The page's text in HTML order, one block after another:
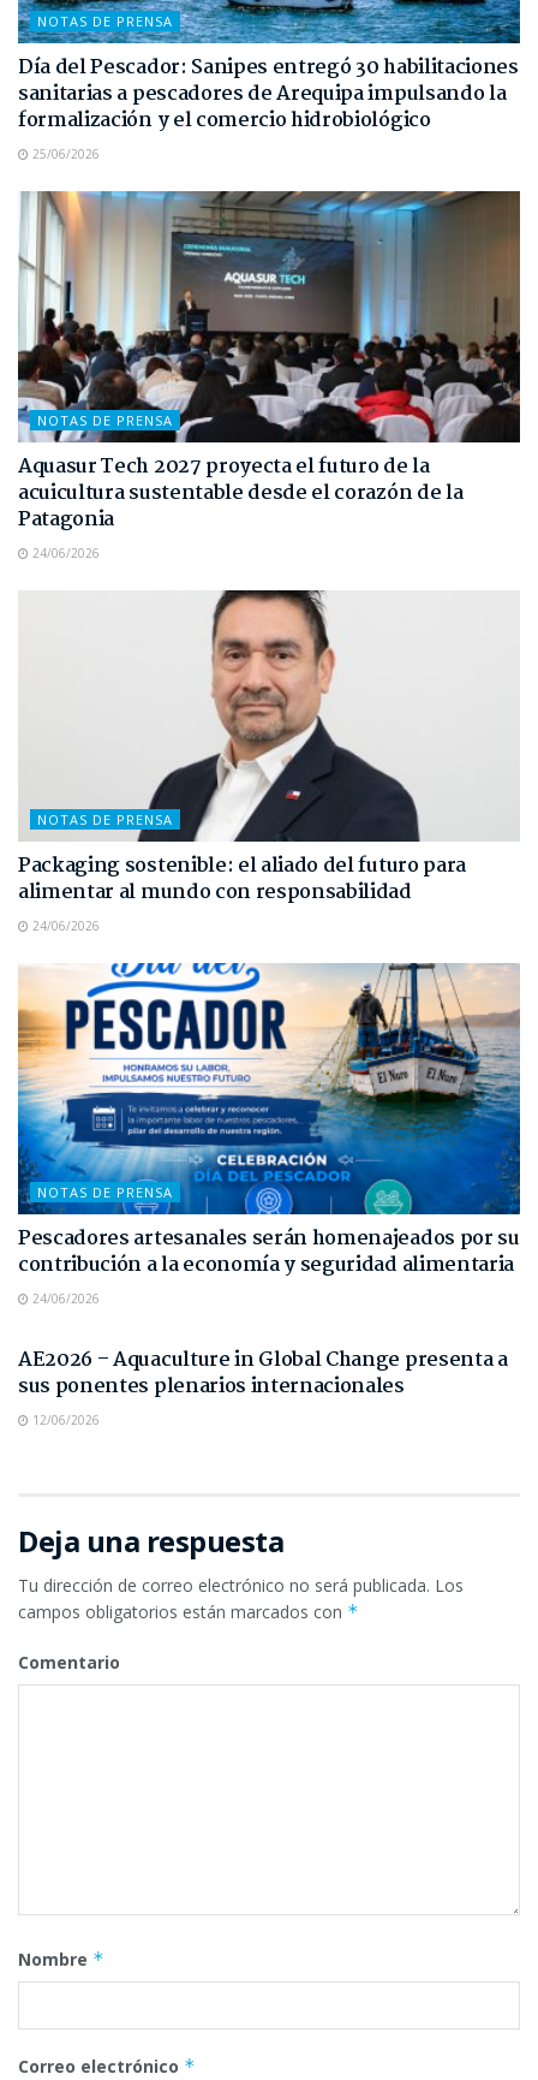
NOTAS DE PRENSA
Día del Pescador: Sanipes entregó 30 habilitaciones
sanitarias a pescadores de Arequipa impulsando la
formalización y el comercio hidrobiológico
25/06/2026
NOTAS DE PRENSA
Aquasur Tech 2027 proyecta el futuro de la
acuicultura sustentable desde el corazón de la
Patagonia
24/06/2026
NOTAS DE PRENSA
Packaging sostenible: el aliado del futuro para
alimentar al mundo con responsabilidad
24/06/2026
NOTAS DE PRENSA
Pescadores artesanales serán homenajeados por su
contribución a la economía y seguridad alimentaria
24/06/2026
AE2026 – Aquaculture in Global Change presenta a
sus ponentes plenarios internacionales
12/06/2026
Deja una respuesta
Tu dirección de correo electrónico no será publicada. Los
campos obligatorios están marcados con *
Comentario
Nombre *
Correo electrónico *